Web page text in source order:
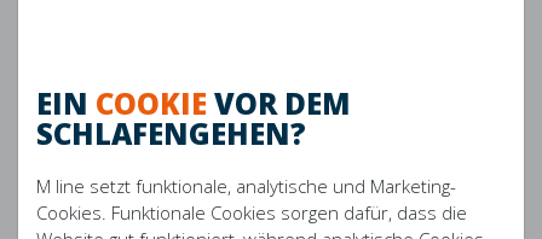
EIN COOKIE VOR DEM
SCHLAFENGEHEN?
M line setzt funktionale, analytische und Marketing-
Cookies. Funktionale Cookies sorgen dafür, dass die
Http-Header - Beinhaltet die IP-Adresse, Informationen über Ihren
Browser, den Seitenstandort und Surfinformationen.
Button Click Data - beinhaltet, auf welche Buttons Sie klicken.
Formular Field Names - Umfasst die Felder einer bestimmten Seite,